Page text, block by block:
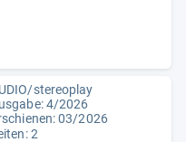
stereoplay
4/2026
03/2026
2